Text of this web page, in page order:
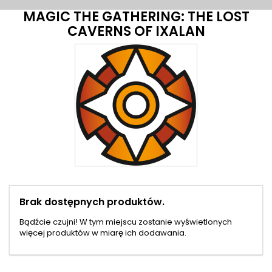
MAGIC THE GATHERING: THE LOST
CAVERNS OF IXALAN
Brak dostępnych produktów.
Bądźcie czujni! W tym miejscu zostanie wyświetlonych
więcej produktów w miarę ich dodawania.